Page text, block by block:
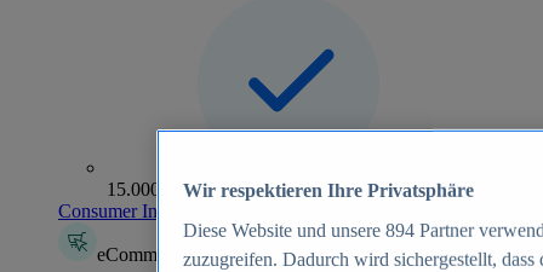
15.000+ Marken
Consumer Insights entdecken
eCommerce Insights
Wir respektieren Ihre Privatsphäre
Diese Website und unsere 894 Partner
zuzugreifen. Dadurch wird sichergestellt,